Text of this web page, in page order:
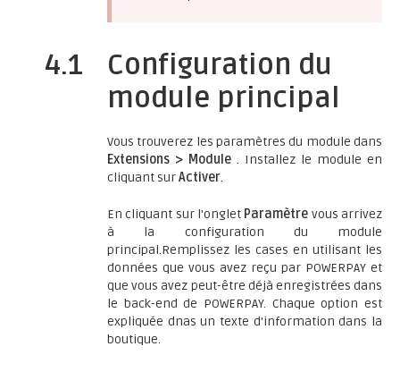
4.1
Configuration du
module principal
Vous trouverez les paramètres du module dans
Extensions > Module . Installez le module en
cliquant surActiver.
En cliquant sur l'onglet Paramètre vous arrivez
à la configuration du module
principal.Remplissez les cases en utilisant les
données que vous avez reçu par POWERPAY et
que vous avez peut-être déjà enregistrées dans
le back-end de POWERPAY. Chaque option est
expliquée dnas un texte d'information dans la
boutique.